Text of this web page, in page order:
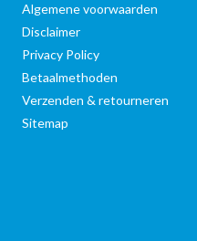
Algemene voorwaarden
Disclaimer
Privacy Policy
Betaalmethoden
Verzenden & retourneren
Sitemap